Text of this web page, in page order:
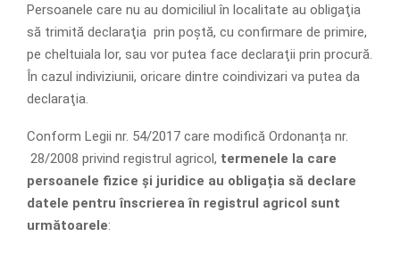
Persoanele care nu au domiciliul în localitate au obligaţia
să trimită declaraţia prin poştă, cu confirmare de primire,
pe cheltuiala lor, sau vor putea face declaraţii prin procură.
În cazul indiviziunii, oricare dintre coindivizari va putea da
declaraţia.
Conform Legii nr. 54/2017 care modifică Ordonanța nr.
28/2008 privind registrul agricol, termenele la care
persoanele fizice și juridice au obligația să declare
datele pentru înscrierea în registrul agricol sunt
următoarele: